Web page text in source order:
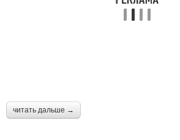
читать дальше →